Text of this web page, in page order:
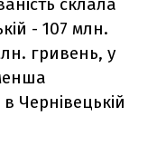
- 107 млн.
гривень, у
Чернівецькій